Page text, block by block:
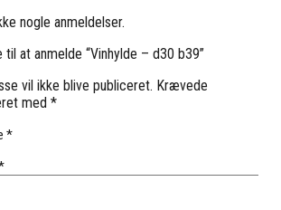
nogle anmeldelser.
at anmelde “Vinhylde – d30 b39”
vil ikke blive publiceret. Krævede
med *
*